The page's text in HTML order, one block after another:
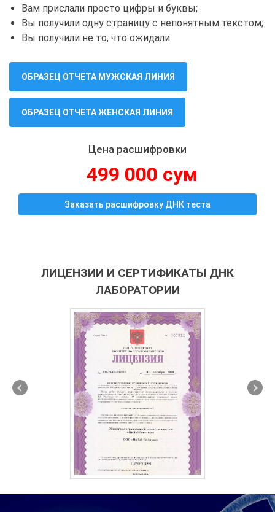
Вам прислали просто цифры и буквы;
Вы получили одну страницу с непонятным текстом;
Вы получили не то, что ожидали.
ОБРАЗЕЦ ОТЧЕТА МУЖСКАЯ ЛИНИЯ
ОБРАЗЕЦ ОТЧЕТА ЖЕНСКАЯ ЛИНИЯ
Цена расшифровки
499 000 сум
Заказать расшифровку ДНК теста
ЛИЦЕНЗИИ И СЕРТИФИКАТЫ ДНК
ЛАБОРАТОРИИ